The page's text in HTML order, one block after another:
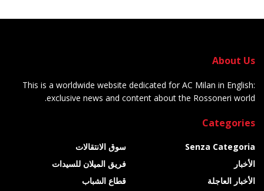
About Us
This is a worldwide website dedicated for AC Milan in English:
exclusive news and content about the Rossoneri world.
Categories
Senza Categoria
الأخبار
الأخبار العاجلة
سوق الانتقالات
فريق الميلان للسيدات
قطاع الشباب